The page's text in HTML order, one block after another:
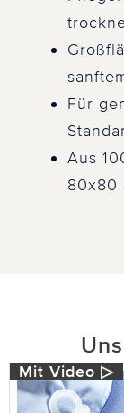
Für
Aus
80x80
Mit Video ▷